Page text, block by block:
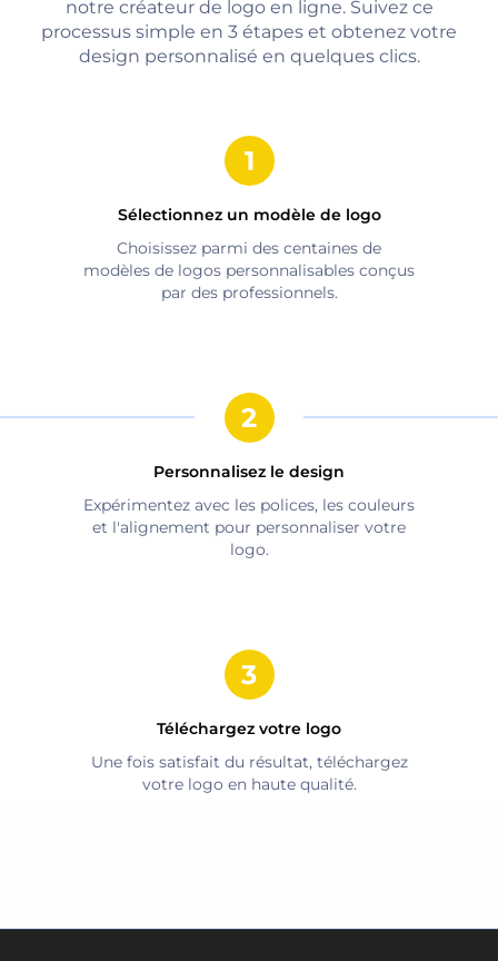
notre créateur de logo en ligne. Suivez ce
processus simple en 3 étapes et obtenez votre
design personnalisé en quelques clics.
Sélectionnez un modèle de logo
Choisissez parmi des centaines de
modèles de logos personnalisables conçus
par des professionnels.
Personnalisez le design
Expérimentez avec les polices, les couleurs
et l'alignement pour personnaliser votre
logo.
Téléchargez votre logo
Une fois satisfait du résultat, téléchargez
votre logo en haute qualité.